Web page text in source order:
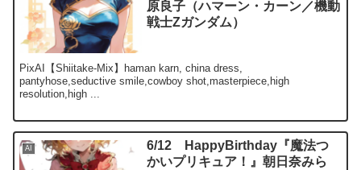
原良子（ハマーン・カーン／機動
戦士Zガンダム）
PixAI【Shiitake-Mix】haman karn, china dress,
pantyhose,seductive smile,cowboy shot,masterpiece,high
resolution,high ...
AI
6/12 HappyBirthday『魔法つ
かいプリキュア！』朝日奈みら